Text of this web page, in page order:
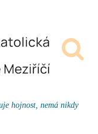
hojnost, nemá nikdy